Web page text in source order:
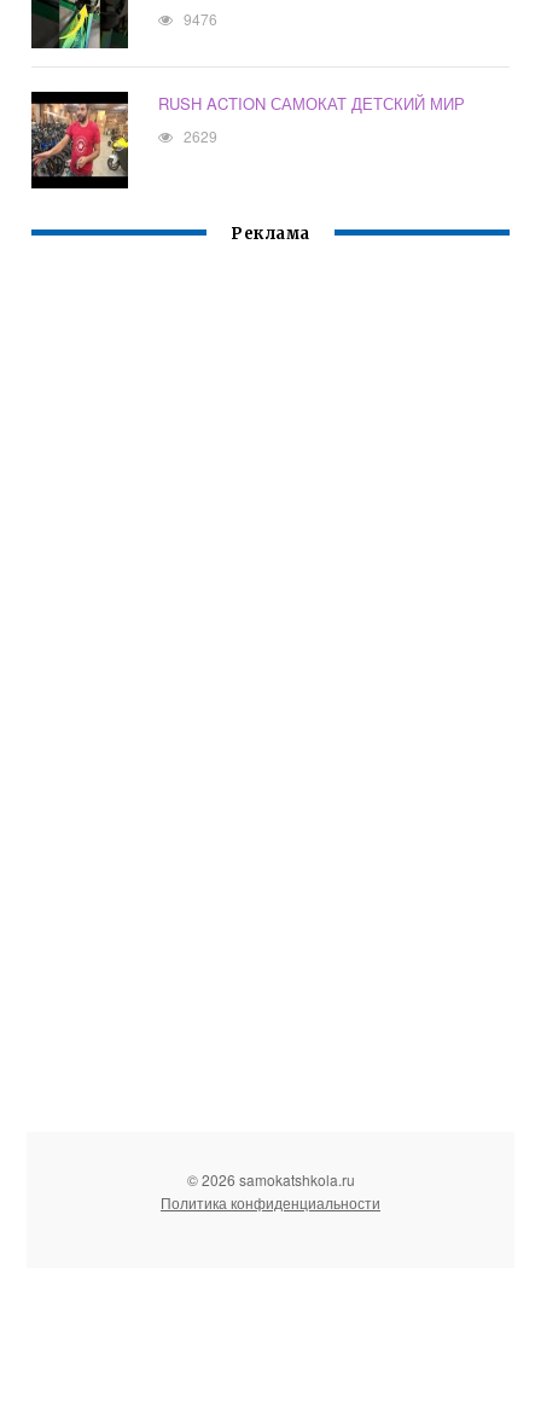
9476
RUSH ACTION САМОКАТ ДЕТСКИЙ МИР
2629
Реклама
© 2026 samokatshkola.ru
Политика конфиденциальности